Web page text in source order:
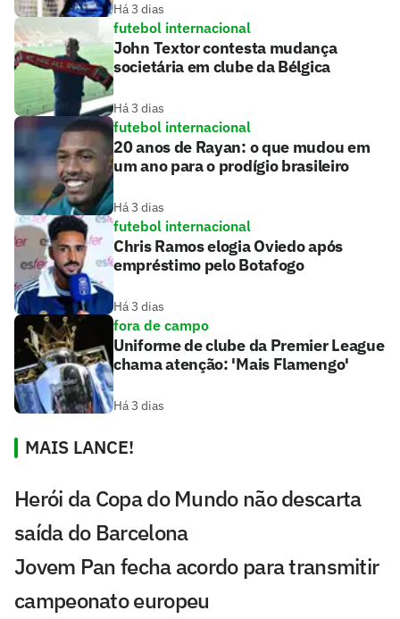
Há 3 dias
futebol internacional
John Textor contesta mudança
societária em clube da Bélgica
Há 3 dias
futebol internacional
20 anos de Rayan: o que mudou em
um ano para o prodígio brasileiro
Há 3 dias
futebol internacional
Chris Ramos elogia Oviedo após
empréstimo pelo Botafogo
Há 3 dias
fora de campo
Uniforme de clube da Premier League
chama atenção: 'Mais Flamengo'
Há 3 dias
MAIS LANCE!
Herói da Copa do Mundo não descarta
saída do Barcelona
Jovem Pan fecha acordo para transmitir
campeonato europeu